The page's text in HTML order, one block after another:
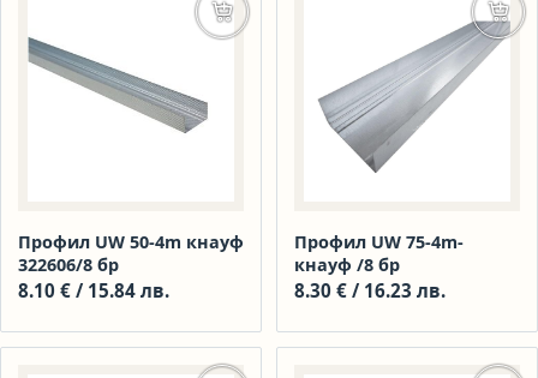
Профил UW 50-4m кнауф
322606/8 бр
8.10 € / 15.84 лв.
Добавяне в количката
Профил UW 75-4m-
кнауф /8 бр
8.30 € / 16.23 лв.